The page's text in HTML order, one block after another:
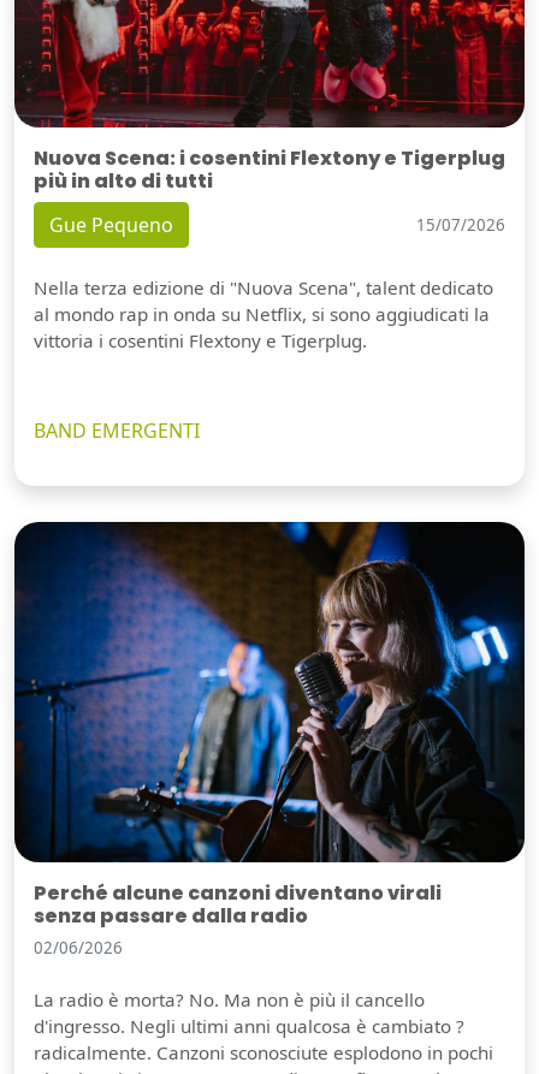
Nuova Scena: i cosentini Flextony e Tigerplug
più in alto di tutti
Gue Pequeno 15/07/2026
Nella terza edizione di "Nuova Scena", talent dedicato
al mondo rap in onda su Netflix, si sono aggiudicati la
vittoria i cosentini Flextony e Tigerplug.
BAND EMERGENTI
Perché alcune canzoni diventano virali
senza passare dalla radio
02/06/2026
La radio è morta? No. Ma non è più il cancello
d'ingresso. Negli ultimi anni qualcosa è cambiato ?
radicalmente. Canzoni sconosciute esplodono in pochi